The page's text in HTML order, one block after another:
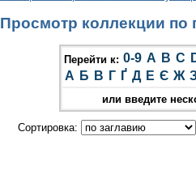
Просмотр коллекции по
Перейти к: 0-9 A B C
А Б В Г Ґ Д Е Є Ж
или введите
Сортировка: